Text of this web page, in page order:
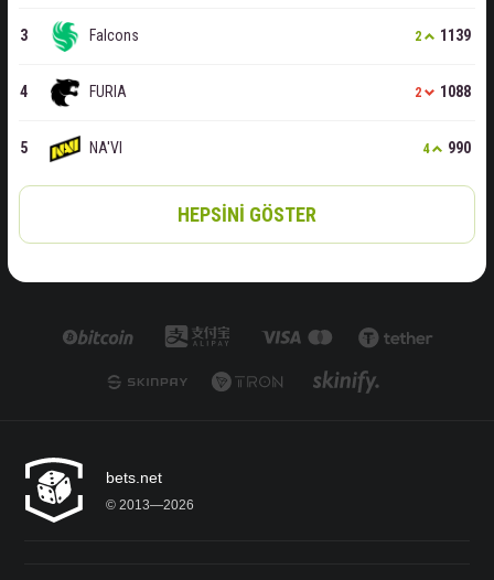
Falcons 2 1139
FURIA 2 1088
NA'VI 4 990
HEPSINI GÖSTER
bets.net
© 2013—2026